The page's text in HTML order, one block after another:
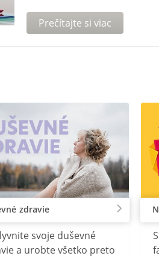
Prečítajte si viac
zdravie
svoje duševné
a urobte všetko preto